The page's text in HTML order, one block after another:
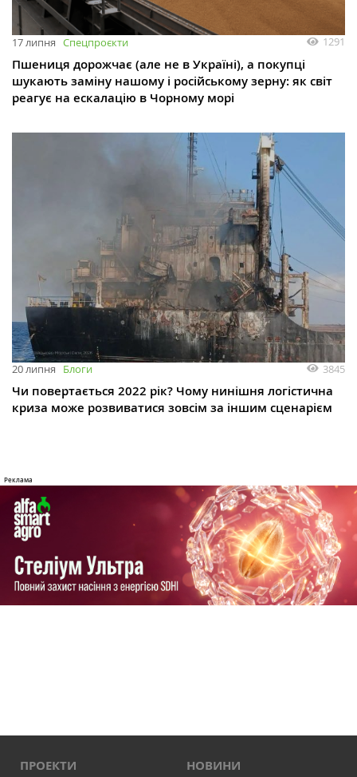
17 липня Спецпроєкти 1291
Пшениця дорожчає (але не в Україні), а покупці
шукають заміну нашому і російському зерну: як світ
реагує на ескалацію в Чорному морі
20 липня Блоги 3845
Чи повертається 2022 рік? Чому нинішня логістична
криза може розвиватися зовсім за іншим сценарієм
ПРОЕКТИ НОВИНИ